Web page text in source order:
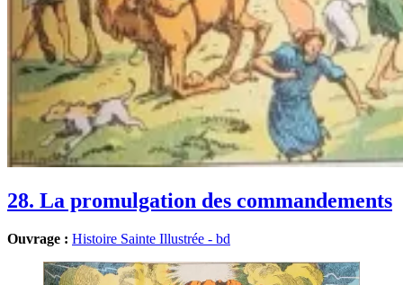
28. La promulgation des commandements
Ouvrage : Histoire Sainte Illustrée - bd